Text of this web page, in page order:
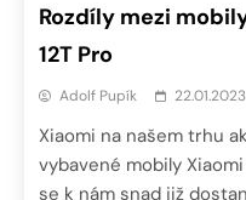
Rozdíly mezi
12T Pro
Adolf Pupík 22.01.2023
Xiaomi na našem trhu
vybavené mobily Xiaomi
se k nám snad již